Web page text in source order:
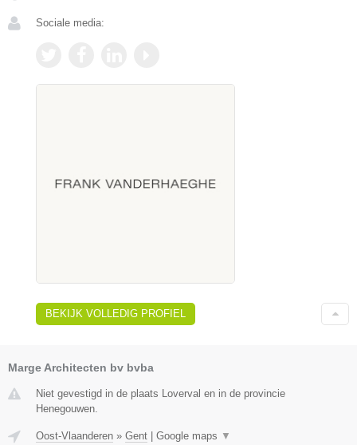
Sociale media:
BEKIJK VOLLEDIG PROFIEL
Marge Architecten bv bvba
Niet gevestigd in de plaats Loverval en in de provincie
Henegouwen.
Oost-Vlaanderen » Gent Google maps ▼